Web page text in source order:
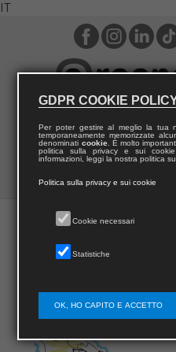
IT
GDPR COOKIE
Per poter gestire al meglio la tua
temporaneamente memorizzate
denominati cookie. È molto
politica sulla privacy e sui
informazioni, leggi la nostra politica
Politica sulla privacy e sui cookie
Cookie necessari
Statistiche
OK, HO CAPITO E ACCETTO